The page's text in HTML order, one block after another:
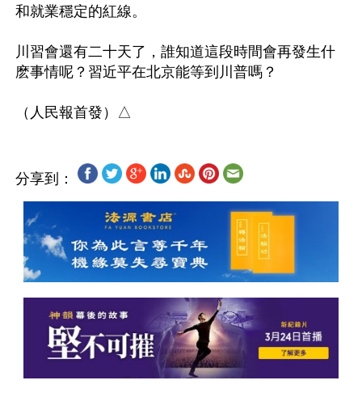
和就業穩定的紅線。
川習會還有二十天了，誰知道這段時間會再發生什
麽事情呢？習近平在北京能等到川普嗎？
分享到：